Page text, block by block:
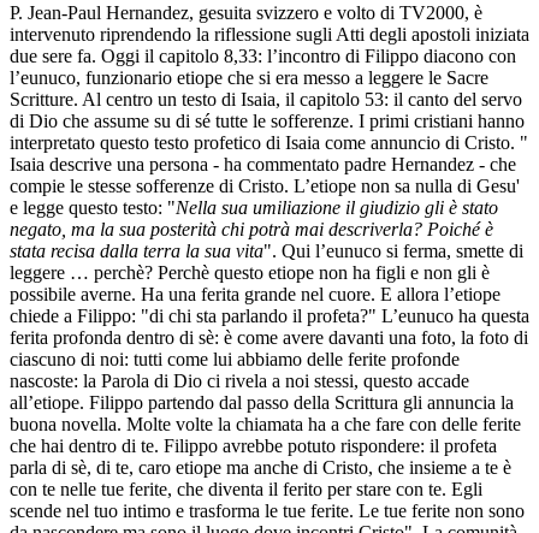
P. Jean-Paul Hernandez, gesuita svizzero e volto di TV2000, è
intervenuto riprendendo la riflessione sugli Atti degli apostoli iniziata
due sere fa. Oggi il capitolo 8,33: l’incontro di Filippo diacono con
l’eunuco, funzionario etiope che si era messo a leggere le Sacre
Scritture. Al centro un testo di Isaia, il capitolo 53: il canto del servo
di Dio che assume su di sé tutte le sofferenze. I primi cristiani hanno
interpretato questo testo profetico di Isaia come annuncio di Cristo. "
Isaia descrive una persona - ha commentato padre Hernandez - che
compie le stesse sofferenze di Cristo. L’etiope non sa nulla di Gesu'
e legge questo testo: "Nella sua umiliazione il giudizio gli è stato
negato, ma la sua posterità chi potrà mai descriverla? Poiché è
stata recisa dalla terra la sua vita". Qui l’eunuco si ferma, smette di
leggere … perchè? Perchè questo etiope non ha figli e non gli è
possibile averne. Ha una ferita grande nel cuore. E allora l’etiope
chiede a Filippo: "di chi sta parlando il profeta?" L’eunuco ha questa
ferita profonda dentro di sè: è come avere davanti una foto, la foto di
ciascuno di noi: tutti come lui abbiamo delle ferite profonde
nascoste: la Parola di Dio ci rivela a noi stessi, questo accade
all’etiope. Filippo partendo dal passo della Scrittura gli annuncia la
buona novella. Molte volte la chiamata ha a che fare con delle ferite
che hai dentro di te. Filippo avrebbe potuto rispondere: il profeta
parla di sè, di te, caro etiope ma anche di Cristo, che insieme a te è
con te nelle tue ferite, che diventa il ferito per stare con te. Egli
scende nel tuo intimo e trasforma le tue ferite. Le tue ferite non sono